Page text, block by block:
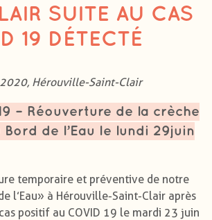
SUITE AU CAS
19 DÉTECTÉ
Hérouville-Saint-Clair
– Réouverture de la crèche
Bord de l’Eau le lundi 29juin
temporaire et préventive de notre
l’Eau» à Hérouville-Saint-Clair après
positif au COVID 19 le mardi 23 juin